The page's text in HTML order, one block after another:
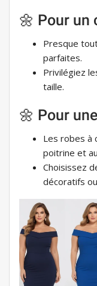
🌼 Pour un
Presque
parfaites.
Privilégiez
taille.
🌼 Pour
Les robes à
poitrine et
Choisissez
décoratifs